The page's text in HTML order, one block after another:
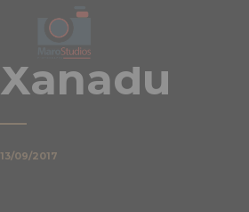
Xanadu
13/09/2017